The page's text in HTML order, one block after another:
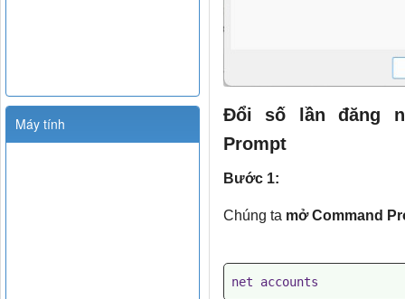
Đổi số lần đăng
Prompt
Bước 1:
Chúng ta mở Command
net accounts
Máy tính